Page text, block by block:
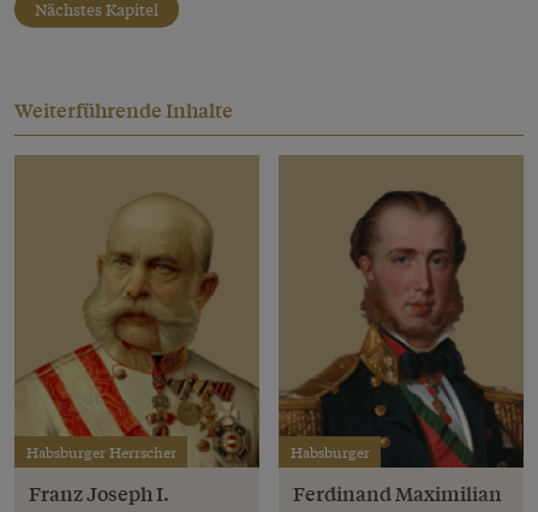
Nächstes Kapitel
Weiterführende Inhalte
Habsburger Herrscher
Franz Joseph I.
Habsburger
Ferdinand Maximilian